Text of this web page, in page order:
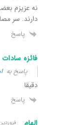
نه عزیزم
دارند. سر
پاسخ
فائزه سادات
پاسخ به
دقیقا
پاسخ
فروردین ۱۲, ۱۴۰۴